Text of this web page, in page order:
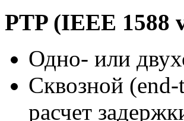
PTP (IEEE 1588
Одно- или
Сквозной (
расчет